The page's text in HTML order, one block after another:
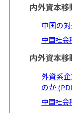
内外資本移
中国の
中国社
内外資本移
外資系
のか
中国社